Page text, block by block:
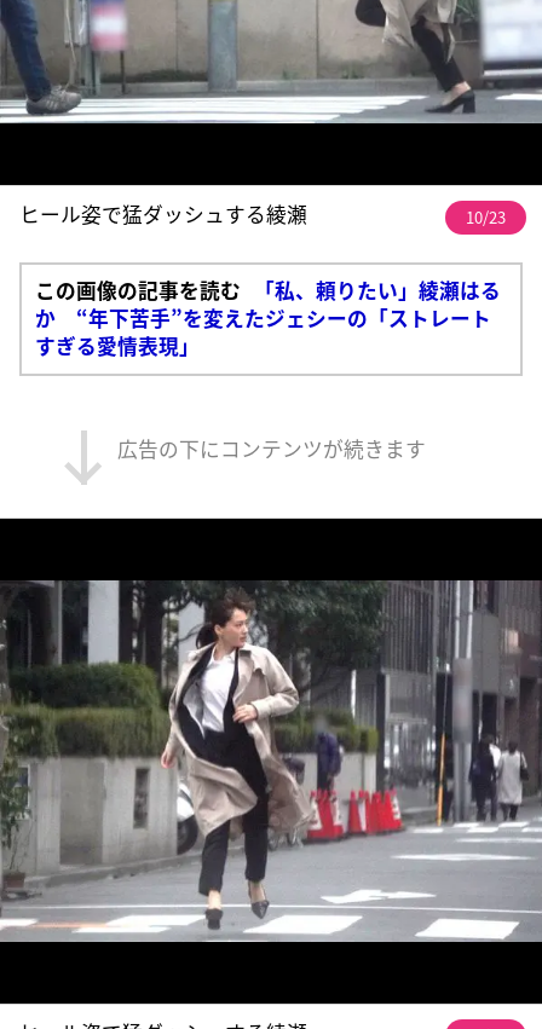
ヒール姿で猛ダッシュする綾瀬 10/23
この画像の記事を読む
「私、頼りたい」綾瀬はる
か “年下苦手”を変えたジェシーの「ストレート
すぎる愛情表現」
広告の下にコンテンツが続きます